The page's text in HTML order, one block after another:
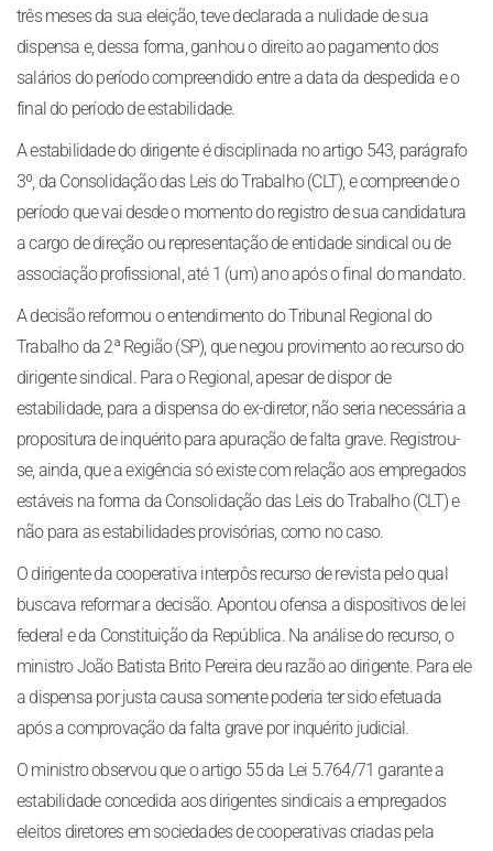
três meses da sua eleição, teve declarada a nulidade de sua
dispensa e, dessa forma, ganhou o direito ao pagamento dos
salários do período compreendido entre a data da despedida e o
final do período de estabilidade.
A estabilidade do dirigente é disciplinada no artigo 543, parágrafo
3º, da Consolidação das Leis do Trabalho (CLT), e compreende o
período que vai desde o momento do registro de sua candidatura
a cargo de direção ou representação de entidade sindical ou de
associação profissional, até 1 (um) ano após o final do mandato.
A decisão reformou o entendimento do Tribunal Regional do
Trabalho da 2ª Região (SP), que negou provimento ao recurso do
dirigente sindical. Para o Regional, apesar de dispor de
estabilidade, para a dispensa do ex-diretor, não seria necessária a
propositura de inquérito para apuração de falta grave. Registrou-
se, ainda, que a exigência só existe com relação aos empregados
estáveis na forma da Consolidação das Leis do Trabalho (CLT) e
não para as estabilidades provisórias, como no caso.
O dirigente da cooperativa interpôs recurso de revista pelo qual
buscava reformar a decisão. Apontou ofensa a dispositivos de lei
federal e da Constituição da República. Na análise do recurso, o
ministro João Batista Brito Pereira deu razão ao dirigente. Para ele
a dispensa por justa causa somente poderia ter sido efetuada
após a comprovação da falta grave por inquérito judicial.
O ministro observou que o artigo 55 da Lei 5.764/71 garante a
estabilidade concedida aos dirigentes sindicais a empregados
eleitos diretores em sociedades de cooperativas criadas pela